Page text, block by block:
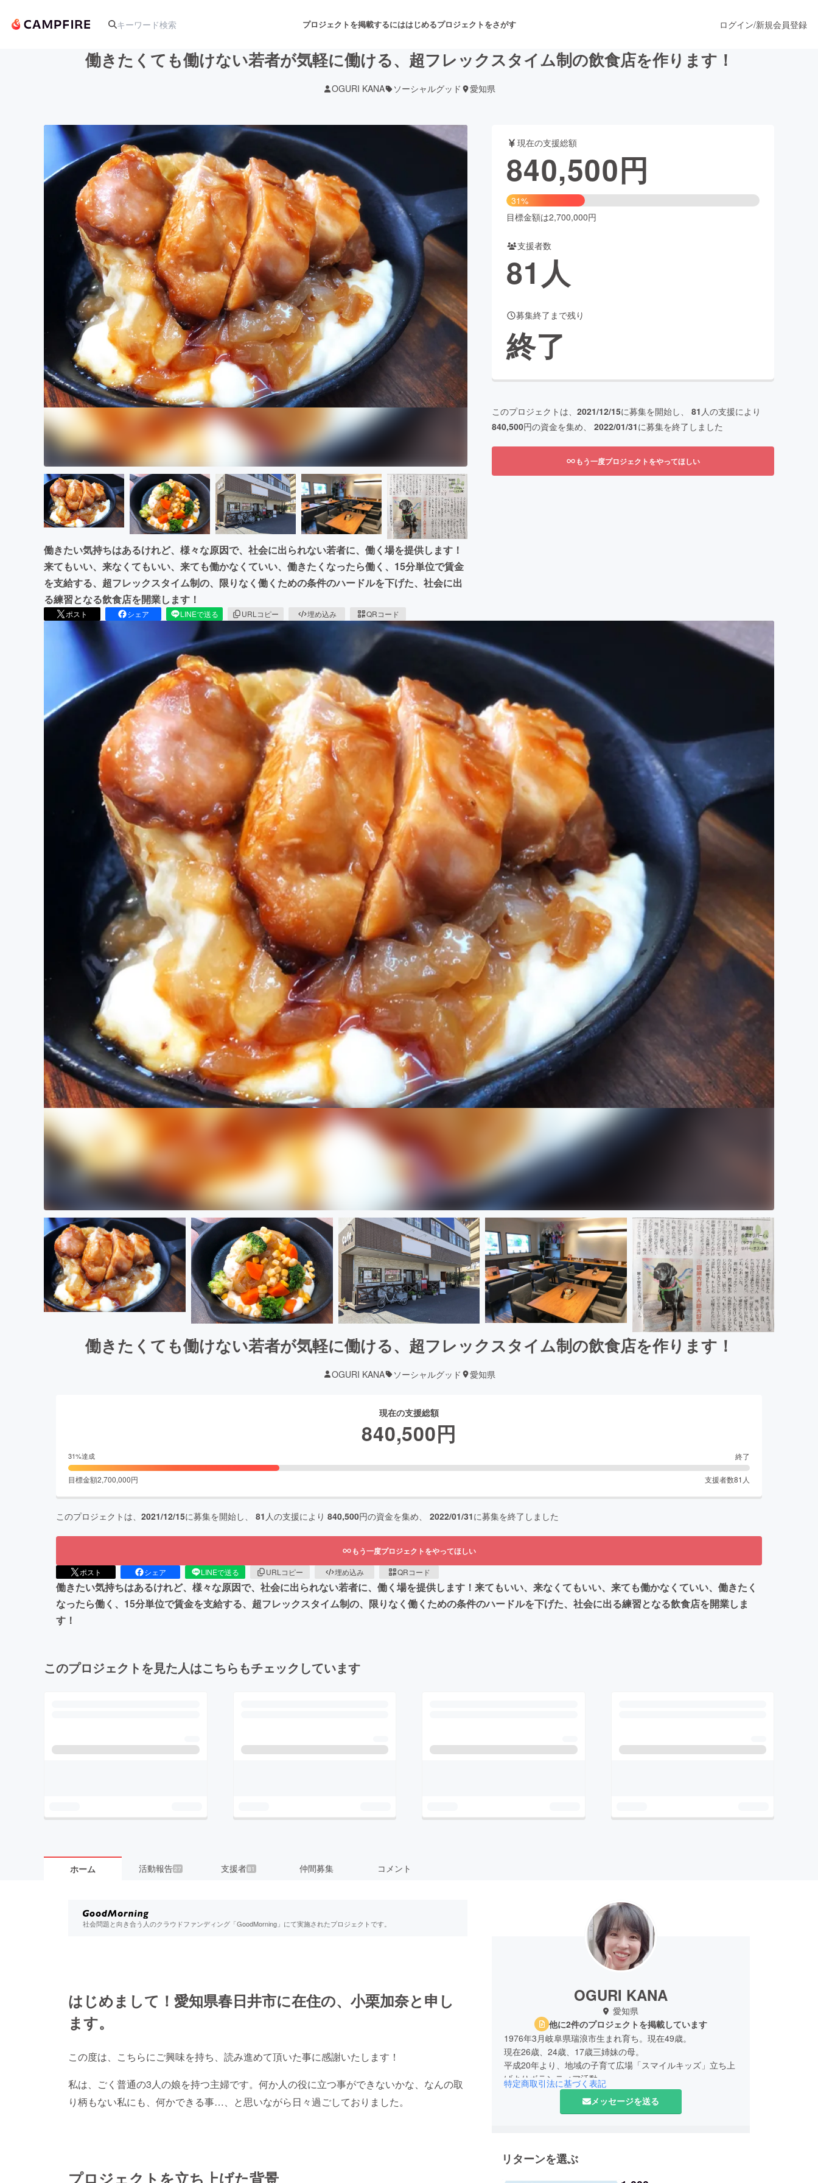
プロジェクトを掲載するにははじめるプロジェクトをさがす
アート・写真 舞台・パフォーマンス
テクノロジー・ガジェット ゲーム・サービス開発 ファッション
映像・映画 書籍・雑誌出版 アニメ・漫画
ビジネス・起業 チャレンジ ビューティー・ヘルスケア
まちづくり・地域活性化
CAMPFIRE for Social Good
CAMPFIRE Creation
CAMPFIREふるさと納税
ログイン/新規会員登録
働きたくても働けない若者が気軽に働ける、超フレックスタイム制の飲食店を作ります！
OGURI KANA ソーシャルグッド 愛知県
働きたい気持ちはあるけれど、様々な原因で、社会に出られない若者に、働く場を提供します！
来てもいい、来なくてもいい、来ても働かなくていい、働きたくなったら働く、15分単位で賃金
を支給する、超フレックスタイム制の、限りなく働くための条件のハードルを下げた、社会に出
る練習となる飲食店を開業します！
ポスト シェア LINEで送る URLコピー 埋め込み QRコード
現在の支援総額
840,500円
31%
目標金額は2,700,000円
支援者数
81 人
募集終了まで残り
終了
このプロジェクトは、 2021/12/15に募集を開始し、 81 人の支援により
840,500円の資金を集め、 2022/01/31に募集を終了しました
もう一度プロジェクトをやってほしい
働きたくても働けない若者が気軽に働ける、超フレックスタイム制の飲食店を作ります！
OGURI KANA ソーシャルグッド 愛知県
現在の支援総額
840,500円
31%達成 終了
目標金額2,700,000円 支援者数81 人
このプロジェクトは、 2021/12/15に募集を開始し、 81 人の支援により 840,500円の資金を集め、 2022/01/31に募集を終了しました
もう一度プロジェクトをやってほしい
ポスト シェア LINEで送る URLコピー 埋め込み QRコード
働きたい気持ちはあるけれど、様々な原因で、社会に出られない若者に、働く場を提供します！来てもいい、来なくてもいい、来ても働かなくていい、働きたく
なったら働く、15分単位で賃金を支給する、超フレックスタイム制の、限りなく働くための条件のハードルを下げた、社会に出る練習となる飲食店を開業しま
す！
このプロジェクトを見た人はこちらもチェックしています
ホーム 活動報告 27 支援者81 仲間募集 コメント
社会問題と向き合う人のクラウドファンディング「GoodMorning」にて実施されたプロジェクトです。
はじめまして！愛知県春日井市に在住の、小栗加奈と申し
ます。
この度は、こちらにご興味を持ち、読み進めて頂いた事に感謝いたします！
私は、ごく普通の3人の娘を持つ主婦です。何か人の役に立つ事ができないかな、なんの取
り柄もない私にも、何かできる事…、と思いながら日々過ごしておりました。
プロジェクトを立ち上げた背景
OGURI KANA
愛知県
他に2件のプロジェクトを掲載しています
1976年3月岐阜県瑞浪市生まれ育ち。現在49歳。
現在26歳、24歳、17歳三姉妹の母。
平成20年より、地域の子育て広場「スマイルキッズ」立ち上
げよりボランティア活動。
平成26年より、春日井市の「ファンタジークラウン」にて地
域のお祭りや、児童館、デイケア施設などに訪問。飲食店勤
特定商取引法に基づく表記
メッセージを送る
リターンを選ぶ